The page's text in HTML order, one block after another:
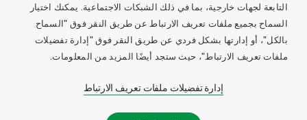
التابعة لجهات خارجية، بما في ذلك الشبكات الاجتماعية. يمكنك اختيار
السماح بجميع ملفات تعريف الارتباط عن طريق النقر فوق "السماح
بالكل"، أو إدارتها بشكل فردي عن طريق النقر فوق "إدارة تفضيلات
ملفات تعريف الارتباط"، حيث ستجد أيضًا المزيد من المعلومات.
إدارة تفضيلات ملفات تعريف الارتباط